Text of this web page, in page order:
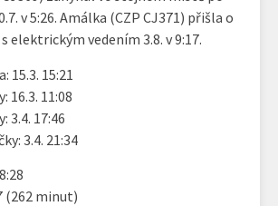
v 5:26. Amálka (CZP CJ371) přišla o
elektrickým vedením 3.8. v 9:17.
15.3. 15:21
16.3. 11:08
3.4. 17:46
3.4. 21:34
(262 minut)